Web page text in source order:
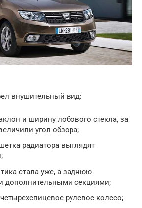
внушительный вид:
и ширину лобового стекла, за
угол обзора;
радиатора выглядят
стала уже, а заднюю
дополнительными секциями;
рулевое колесо;